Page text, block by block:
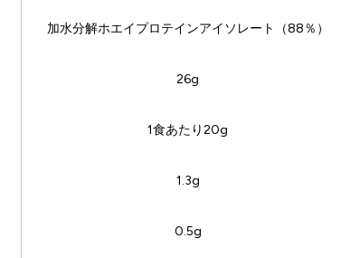
加水分解ホエイプロテインアイソレート（88％）
26g
1食あたり20g
1.3g
0.5g